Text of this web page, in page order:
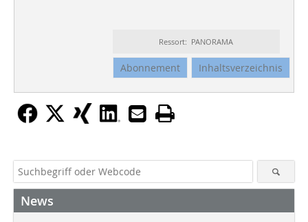
Ressort: PANORAMA
Abonnement Inhaltsverzeichnis
News